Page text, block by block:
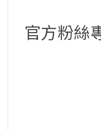
官方粉絲